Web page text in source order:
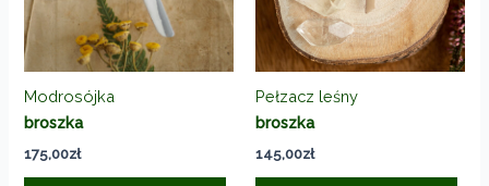
Modrosójka
broszka
175,00zł
Pełzacz leśny
broszka
145,00zł